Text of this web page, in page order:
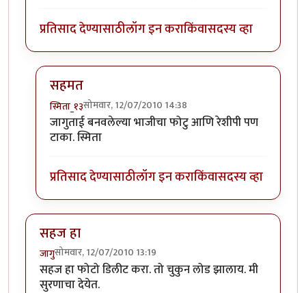
प्रतिसाद देण्यासाठीलॉग इन कराकिंवासदस्य व्हा
सहमत
स्मिता_१३सोमवार, 12/07/2010 14:38
In reply to:-)byसहज
जागुताई बनवलेल्या भाजीचा फोटु आणि रेशीपी पण
टाका. स्मिता
प्रतिसाद देण्यासाठीलॉग इन कराकिंवासदस्य व्हा
सहज हा
जागुसोमवार, 12/07/2010 13:19
सहज हा फोटो डिलीट करा. तो चुकुन लोड झालाय. मी
सुरणाचा देयेत.